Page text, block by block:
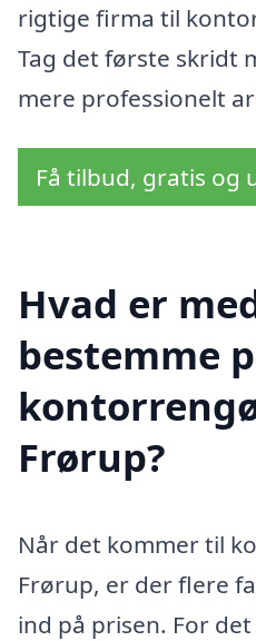
rigtige firma til
Tag det første skridt
mere professionelt
Få tilbud, gratis og
Hvad er
bestemme
Frørup?
Når det kommer til
Frørup, er der flere
ind på prisen. For